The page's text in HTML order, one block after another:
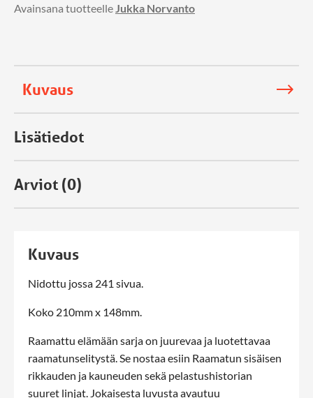
Avainsana tuotteelleJukka Norvanto
Kuvaus
Lisätiedot
Arviot (0)
Kuvaus
Nidottu jossa 241 sivua.
Koko 210mm x 148mm.
Raamattu elämään sarja on juurevaa ja luotettavaa
raamatunselitystä. Se nostaa esiin Raamatun sisäisen
rikkauden ja kauneuden sekä pelastushistorian
suuret linjat. Jokaisesta luvusta avautuu